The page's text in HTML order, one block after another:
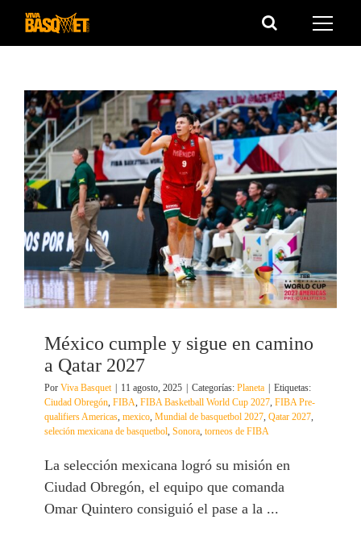
Saltar
México cumple y sigue en camino
a Qatar 2027
Por Viva Basquet | 11 agosto, 2025 | Categorías: Planeta | Etiquetas:
Ciudad Obregón FIBA FIBA Basketball World Cup 2027 FIBA Pre-
qualifiers Americas mexico Mundial de basquetbol 2027 Qatar 2027
seleción mexicana de basquetbol Sonora torneos de FIBA
La selección mexicana logró su misión en
Ciudad Obregón, el equipo que comanda
Omar Quintero consiguió el pase a la ...